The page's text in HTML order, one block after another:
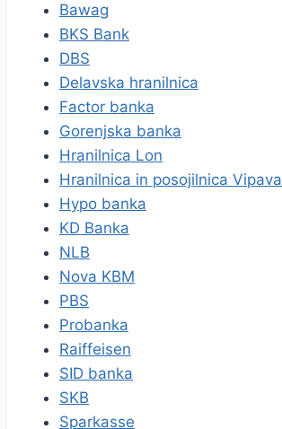
Bawag
BKS Bank
DBS
Delavska hranilnica
Factor banka
Gorenjska banka
Hranilnica Lon
Hranilnica in posojilnica Vipava
Hypo banka
KD Banka
NLB
Nova KBM
PBS
Probanka
Raiffeisen
SID banka
SKB
Sparkasse